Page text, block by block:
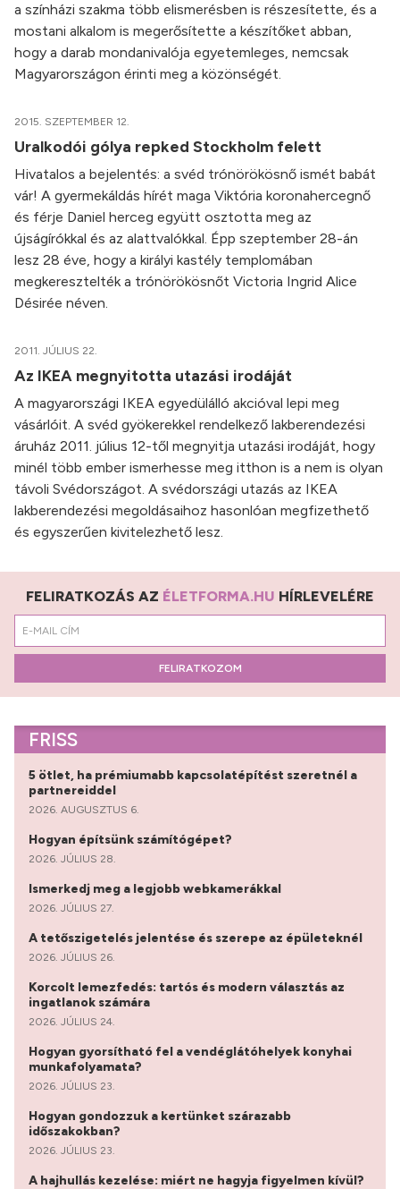
a színházi szakma több elismerésben is részesítette, és a
mostani alkalom is megerősítette a készítőket abban,
hogy a darab mondanivalója egyetemleges, nemcsak
Magyarországon érinti meg a közönségét.
2015. SZEPTEMBER 12.
Uralkodói gólya repked Stockholm felett
Hivatalos a bejelentés: a svéd trónörökösnő ismét babát
vár! A gyermekáldás hírét maga Viktória koronahercegnő
és férje Daniel herceg együtt osztotta meg az
újságírókkal és az alattvalókkal. Épp szeptember 28-án
lesz 28 éve, hogy a királyi kastély templomában
megkeresztelték a trónörökösnőt Victoria Ingrid Alice
Désirée néven.
2011. JÚLIUS 22.
Az IKEA megnyitotta utazási irodáját
A magyarországi IKEA egyedülálló akcióval lepi meg
vásárlóit. A svéd gyökerekkel rendelkező lakberendezési
áruház 2011. július 12-től megnyitja utazási irodáját, hogy
minél több ember ismerhesse meg itthon is a nem is olyan
távoli Svédországot. A svédországi utazás az IKEA
lakberendezési megoldásaihoz hasonlóan megfizethető
és egyszerűen kivitelezhető lesz.
FELIRATKOZÁS AZ ÉLETFORMA.HU HÍRLEVELÉRE
FELIRATKOZOM
FRISS
5 ötlet, ha prémiumabb kapcsolatépítést szeretnél a
partnereiddel
2026. AUGUSZTUS 6.
Hogyan építsünk számítógépet?
2026. JÚLIUS 28.
Ismerkedj meg a legjobb webkamerákkal
2026. JÚLIUS 27.
A tetőszigetelés jelentése és szerepe az épületeknél
2026. JÚLIUS 26.
Korcolt lemezfedés: tartós és modern választás az
ingatlanok számára
2026. JÚLIUS 24.
Hogyan gyorsítható fel a vendéglátóhelyek konyhai
munkafolyamata?
2026. JÚLIUS 23.
Hogyan gondozzuk a kertünket szárazabb
időszakokban?
2026. JÚLIUS 23.
A hajhullás kezelése: miért ne hagyja figyelmen kívül?